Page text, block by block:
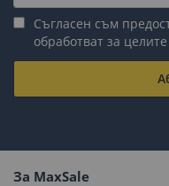
Съгласен съм
обработват за
За MaxSale